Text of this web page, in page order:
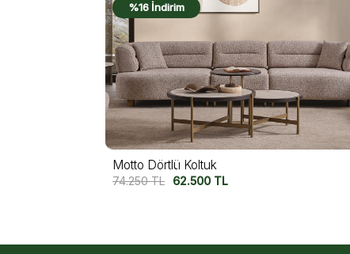
%16 İndirim
Motto Dörtlü Koltuk
74.250TL 62.500 TL